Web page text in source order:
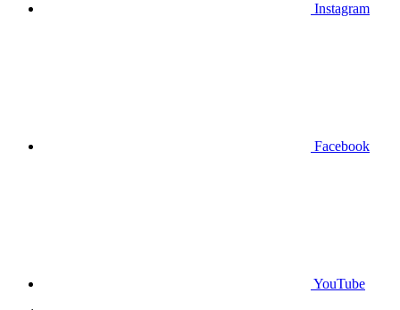
Instagram
Facebook
YouTube